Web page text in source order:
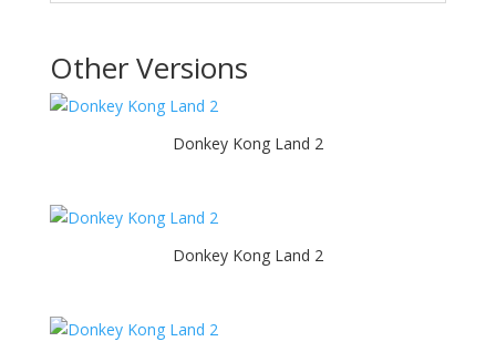
Other Versions
Donkey Kong Land 2
Donkey Kong Land 2